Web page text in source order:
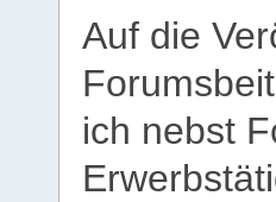
Auf die
ich nebst